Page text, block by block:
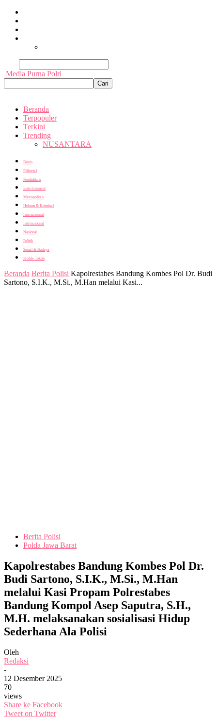
Media Purna Polri
Beranda
Terpopuler
Terkini
Trending
NUSANTARA
Bisnis
Editorial
Pendidikan
Entertainment
Metropolitan
Hukum & Kriminal
Internasional
Internasional
Nasional
Politik
Sosial & Budaya
Profile Tokoh
Beranda Berita Polisi Kapolrestabes Bandung Kombes Pol Dr. Budi
Sartono, S.I.K., M.Si., M.Han melalui Kasi...
Berita Polisi
Polda Jawa Barat
Kapolrestabes Bandung Kombes Pol Dr.
Budi Sartono, S.I.K., M.Si., M.Han
melalui Kasi Propam Polrestabes
Bandung Kompol Asep Saputra, S.H.,
M.H. melaksanakan sosialisasi Hidup
Sederhana Ala Polisi
Oleh
Redaksi
-
12 Desember 2025
70
views
Share ke Facebook
Tweet on Twitter